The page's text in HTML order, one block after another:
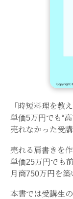
「時短料理を教
単価5万円でも“
売れなかった受
売れる肩書きを
単価25万円でも
月商750万円を築
本書では受講生